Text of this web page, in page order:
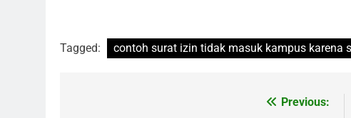
Tagged: contoh surat izin tidak masuk kampus karena
Previous: